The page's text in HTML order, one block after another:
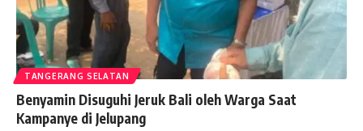
TANGERANG SELATAN
Benyamin Disuguhi Jeruk Bali oleh Warga Saat
Kampanye di Jelupang